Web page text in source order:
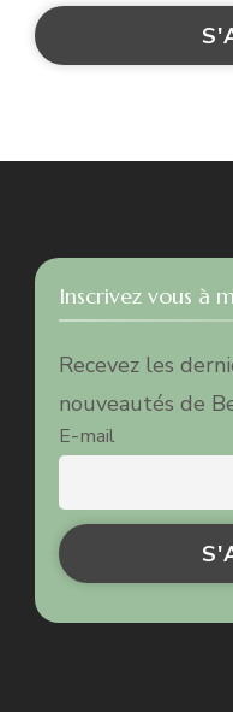
Inscrivez vous à
Recevez les
nouveautés de
E-mail